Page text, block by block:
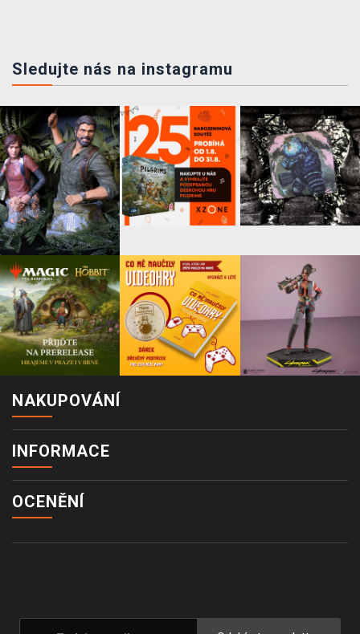
Sledujte nás na instagramu
NAKUPOVÁNÍ
INFORMACE
OCENĚNÍ